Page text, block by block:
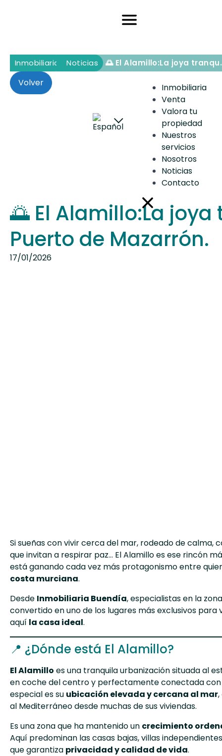
Inmobiliaria
Venta
Valora tu
propiedad
Nuestros
servicios
Nosotros
Noticias
Contacto
Inmobiliaria
Inmobiliaria Noticias 🌅 El
Volver
🌅 El Alamillo:La
Puerto de Mazarrón.
17/01/2026
Si sueñas con vivir cerca del mar, rodeado de calma,
que invitan a respirar paz... El Alamilloes ese rincón
está ganando cada vez más protagonismo entre
costa murciana.
Desde Inmobiliaria Buendía, especialistas en la
convertido en uno de los lugares más exclusivos
aquí la casa ideal.
📍 ¿Dónde está El Alamillo?
El Alamillo es una tranquila urbanización situada al
en coche del centro y perfectamente conectada con
especial es su ubicación elevada y cercana al mar
al Mediterráneo desde muchas de sus viviendas.
Es una zona que ha mantenido un crecimiento
Aquí predominan las casas bajas, villas
que garantiza privacidad y calidad de vida.